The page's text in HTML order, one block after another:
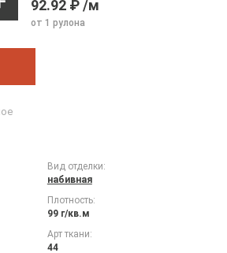
92.92 ₽ /м
от 1 рулона
Вид отделки:
набивная
Плотность:
99 г/кв.м
Арт ткани:
44